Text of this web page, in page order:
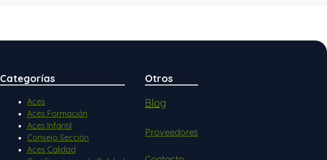
Categorías
Aces
Aces Formación
Aces Infantil
Consejo Sección
Aces Calidad
Otros
Blog
Proveedores